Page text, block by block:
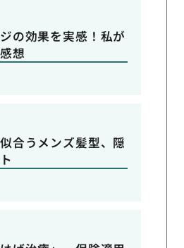
の効果を実感！私が
想
合うメンズ髪型、隠